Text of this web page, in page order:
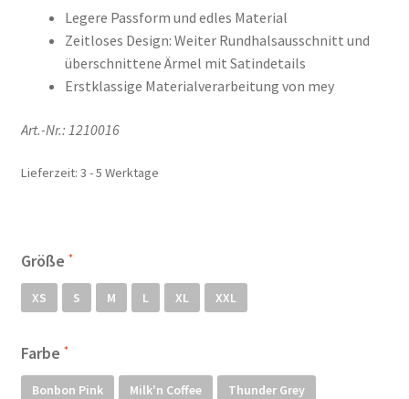
Mein Konto
Metodi di pagamento
My account
Politica dei cookie
Legere Passform und edles Material
Zeitloses Design: Weiter Rundhalsausschnitt und
überschnittene Ärmel mit Satindetails
Erstklassige Materialverarbeitung von mey
Art.-Nr.: 1210016
Lieferzeit: 3 - 5 Werktage
Größe
XS S M L XL XXL
Farbe
Bonbon Pink Milk'n Coffee Thunder Grey